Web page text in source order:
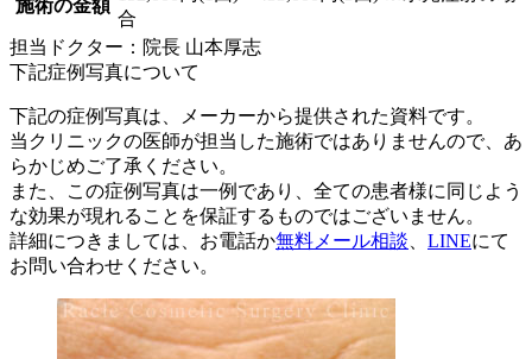
施術の金額
合
担当ドクター：院長 山本厚志
下記症例写真について
下記の症例写真は、メーカーから提供された資料です。
当クリニックの医師が担当した施術ではありませんので、あ
らかじめご了承ください。
また、この症例写真は一例であり、全ての患者様に同じよう
な効果が現れることを保証するものではございません。
詳細につきましては、お電話か無料メール相談 LINEにて
お問い合わせください。